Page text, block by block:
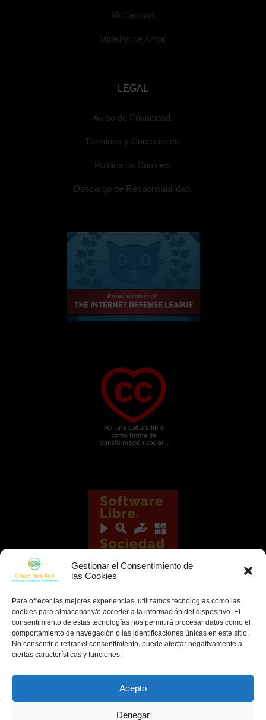
Gestionar el Consentimiento de
las Cookies
Para ofrecer las mejores experiencias, utilizamos tecnologías como las
cookies para almacenar y/o acceder a la información del dispositivo. El
consentimiento de estas tecnologías nos permitirá procesar datos como el
comportamiento de navegación o las identificaciones únicas en este sitio.
No consentir o retirar el consentimiento, puede afectar negativamente a
ciertas características y funciones.
Acepto
Denegar
Mi Camino.
Miradas de Amor.
LEGAL
Aviso de Privacidad.
Términos y Condiciones.
Política de Cookies.
Descargo de Responsabilidad.